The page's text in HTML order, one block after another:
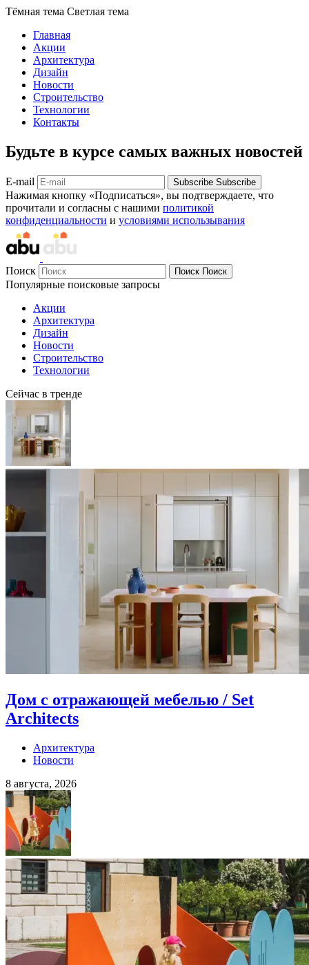
Тёмная тема Светлая тема
Главная
Акции
Архитектура
Дизайн
Новости
Строительство
Технологии
Контакты
Будьте в курсе самых важных новостей
E-mail Subscribe Subscribe
Нажимая кнопку «Подписаться», вы подтверждаете, что
прочитали и согласны с нашими политикой
конфиденциальности и условиями использывания
Поиск Поиск Поиск
Популярные поисковые запросы
Акции
Архитектура
Дизайн
Новости
Строительство
Технологии
Сейчас в тренде
Дом с отражающей мебелью / Set
Architects
Архитектура
Новости
8 августа, 2026